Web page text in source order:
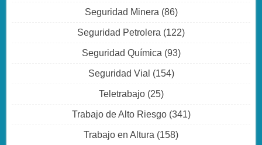
Seguridad Minera (86)
Seguridad Petrolera (122)
Seguridad Química (93)
Seguridad Vial (154)
Teletrabajo(25)
Trabajo de Alto Riesgo(341)
Trabajo en Altura (158)